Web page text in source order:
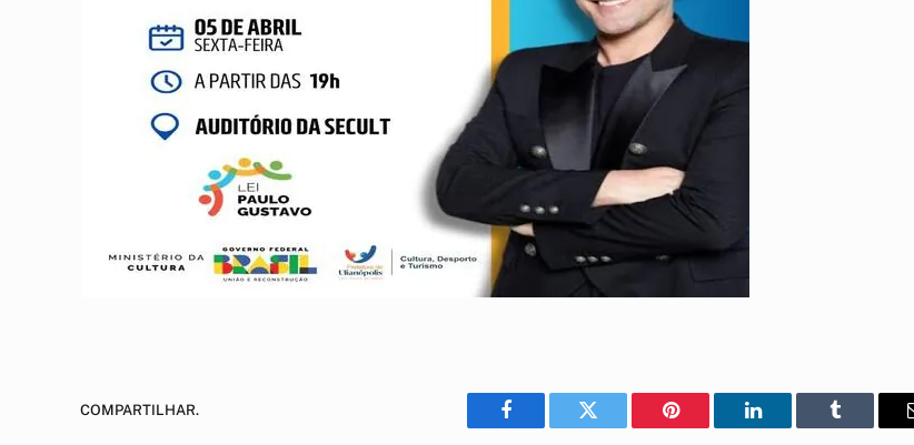
COMPARTILHAR.
Facebook Twitter Pinterest LinkedIn Tumblr